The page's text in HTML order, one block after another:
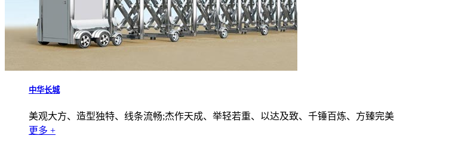
中华长城
美观大方、造型独特、线条流畅;杰作天成、举轻若重、以达及致、千锤百炼、方臻完美
更多 +